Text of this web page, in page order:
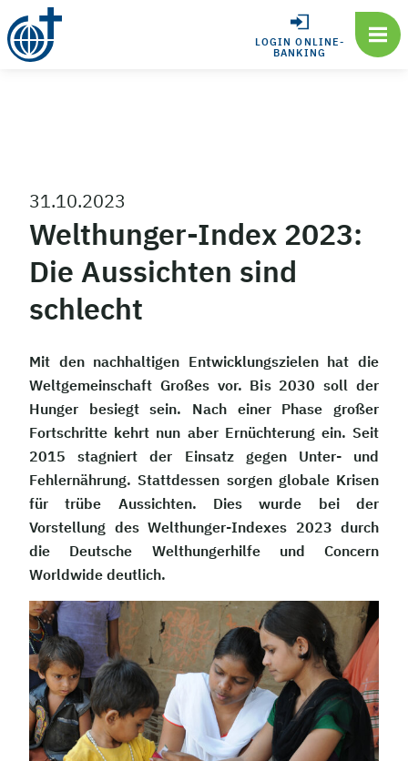
LOGIN ONLINE-
BANKING
31.10.2023
Welthunger-Index 2023:
Die Aussichten sind
schlecht
Mit den nachhaltigen Entwicklungszielen hat die
Weltgemeinschaft Großes vor. Bis 2030 soll der
Hunger besiegt sein. Nach einer Phase großer
Fortschritte kehrt nun aber Ernüchterung ein. Seit
2015 stagniert der Einsatz gegen Unter- und
Fehlernährung. Stattdessen sorgen globale Krisen
für trübe Aussichten. Dies wurde bei der
Vorstellung des Welthunger-Indexes 2023 durch
die Deutsche Welthungerhilfe und Concern
Worldwide deutlich.